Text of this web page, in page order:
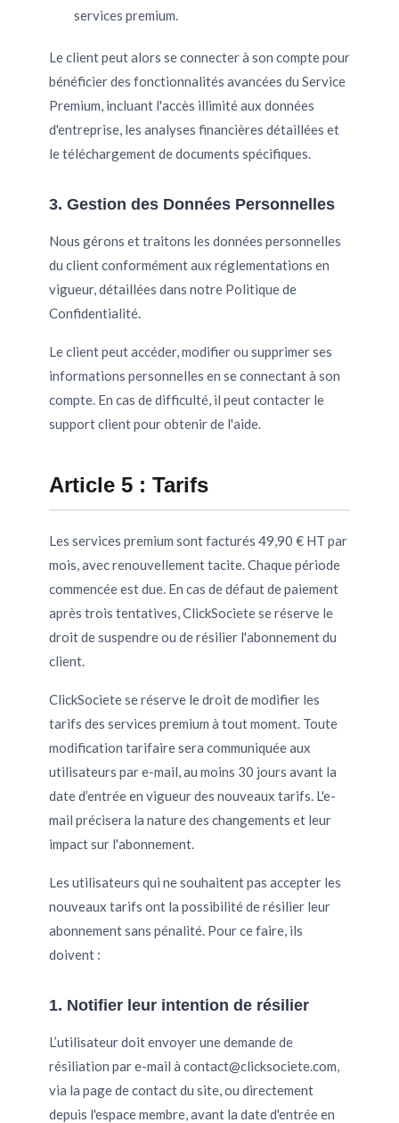
services premium.
Le client peut alors se connecter à son compte pour
bénéficier des fonctionnalités avancées du Service
Premium, incluant l'accès illimité aux données
d'entreprise, les analyses financières détaillées et
le téléchargement de documents spécifiques.
3. Gestion des Données Personnelles
Nous gérons et traitons les données personnelles
du client conformément aux réglementations en
vigueur, détaillées dans notre Politique de
Confidentialité.
Le client peut accéder, modifier ou supprimer ses
informations personnelles en se connectant à son
compte. En cas de difficulté, il peut contacter le
support client pour obtenir de l'aide.
Article 5 : Tarifs
Les services premium sont facturés 49,90 € HT par
mois, avec renouvellement tacite. Chaque période
commencée est due. En cas de défaut de paiement
après trois tentatives, ClickSociete se réserve le
droit de suspendre ou de résilier l'abonnement du
client.
ClickSociete se réserve le droit de modifier les
tarifs des services premium à tout moment. Toute
modification tarifaire sera communiquée aux
utilisateurs par e-mail, au moins 30 jours avant la
date d’entrée en vigueur des nouveaux tarifs. L'e-
mail précisera la nature des changements et leur
impact sur l'abonnement.
Les utilisateurs qui ne souhaitent pas accepter les
nouveaux tarifs ont la possibilité de résilier leur
abonnement sans pénalité. Pour ce faire, ils
doivent :
1. Notifier leur intention de résilier
L’utilisateur doit envoyer une demande de
résiliation par e-mail à contact@clicksociete.com,
via la page de contact du site, ou directement
depuis l'espace membre, avant la date d'entrée en